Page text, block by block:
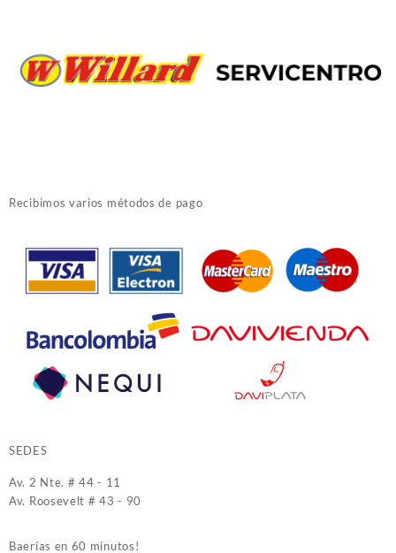
Recibimos varios métodos de pago
SEDES
Av. 2 Nte. # 44 - 11
Av. Roosevelt # 43 - 90
Baerías en 60 minutos!